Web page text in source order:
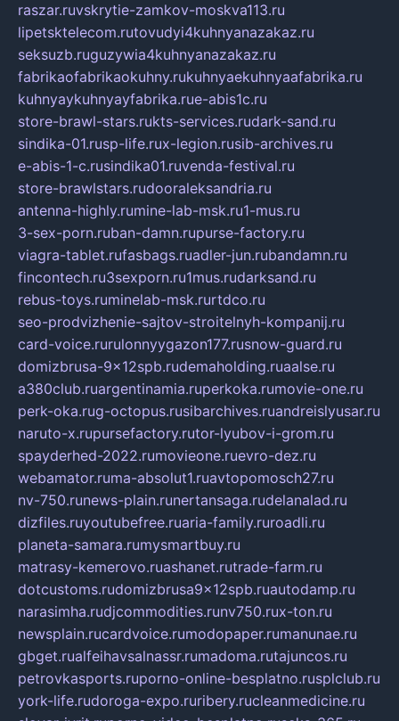
raszar.ruvskrytie-zamkov-moskva113.ru
lipetsktelecom.rutovudyi4kuhnyanazakaz.ru
seksuzb.ruguzywia4kuhnyanazakaz.ru
fabrikaofabrikaokuhny.rukuhnyaekuhnyaafabrika.ru
kuhnyaykuhnyayfabrika.rue-abis1c.ru
store-brawl-stars.rukts-services.rudark-sand.ru
sindika-01.rusp-life.rux-legion.rusib-archives.ru
e-abis-1-c.rusindika01.ruvenda-festival.ru
store-brawlstars.rudooraleksandria.ru
antenna-highly.rumine-lab-msk.ru1-mus.ru
3-sex-porn.ruban-damn.rupurse-factory.ru
viagra-tablet.rufasbags.ruadler-jun.rubandamn.ru
fincontech.ru3sexporn.ru1mus.rudarksand.ru
rebus-toys.ruminelab-msk.rurtdco.ru
seo-prodvizhenie-sajtov-stroitelnyh-kompanij.ru
card-voice.rurulonnyygazon177.rusnow-guard.ru
domizbrusa-9x12spb.rudemaholding.ruaalse.ru
a380club.ruargentinamia.ruperkoka.rumovie-one.ru
perk-oka.rug-octopus.rusibarchives.ruandreislyusar.ru
naruto-x.rupursefactory.rutor-lyubov-i-grom.ru
spayderhed-2022.rumovieone.ruevro-dez.ru
webamator.ruma-absolut1.ruavtopomosch27.ru
nv-750.runews-plain.runertansaga.rudelanalad.ru
dizfiles.ruyoutubefree.ruaria-family.ruroadli.ru
planeta-samara.rumysmartbuy.ru
matrasy-kemerovo.ruashanet.rutrade-farm.ru
dotcustoms.rudomizbrusa9x12spb.ruautodamp.ru
narasimha.rudjcommodities.runv750.rux-ton.ru
newsplain.rucardvoice.rumodopaper.rumanunae.ru
gbget.rualfeihavsalnassr.rumadoma.rutajuncos.ru
petrovkasports.ruporno-online-besplatno.rusplclub.ru
york-life.rudoroga-expo.ruribery.rucleanmedicine.ru